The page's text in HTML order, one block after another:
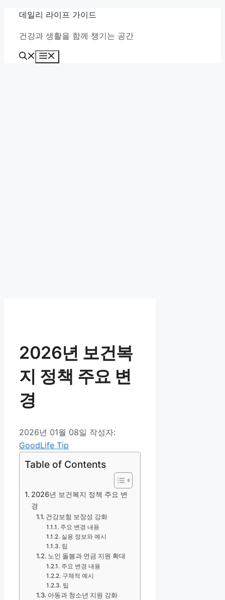
데일리 라이프 가이드
건강과 생활을 함께 챙기는 공간
2026년 보건복
지 정책 주요 변
경
2026년 01월 08일 작성자:
GoodLife Tip
Table of Contents
2026년 보건복지 정책 주요 변
경
건강보험 보장성 강화
주요 변경 내용
실용 정보와 예시
팁
노인 돌봄과 연금 지원 확대
주요 변경 내용
구체적 예시
팁
아동과 청소년 지원 강화